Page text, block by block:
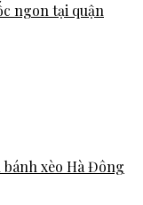
ngon tại quận
bánh xèo Hà Đông